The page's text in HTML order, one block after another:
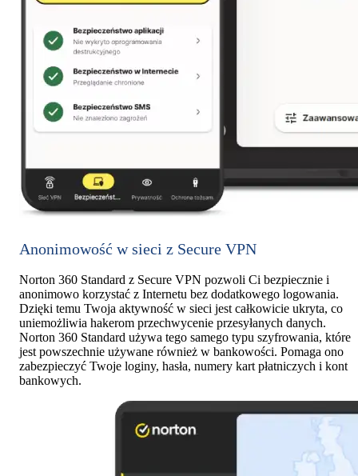
Anonimowość w sieci z Secure VPN
Norton 360 Standard z Secure VPN pozwoli Ci bezpiecznie i
anonimowo korzystać z Internetu bez dodatkowego logowania.
Dzięki temu Twoja aktywność w sieci jest całkowicie ukryta, co
uniemożliwia hakerom przechwycenie przesyłanych danych.
Norton 360 Standard używa tego samego typu szyfrowania, które
jest powszechnie używane również w bankowości. Pomaga ono
zabezpieczyć Twoje loginy, hasła, numery kart płatniczych i kont
bankowych.